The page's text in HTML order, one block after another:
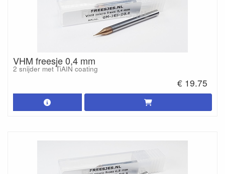
VHM freesje 0,4 mm
2 snijder met TiAIN coating
€ 19.75